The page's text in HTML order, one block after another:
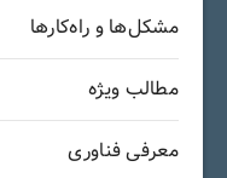
مشکل‌ها و راه‌کارها
مطالب ویژه
معرفی فناوری